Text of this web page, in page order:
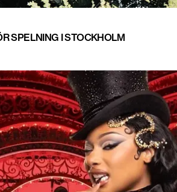
SPELNING I STOCKHOLM